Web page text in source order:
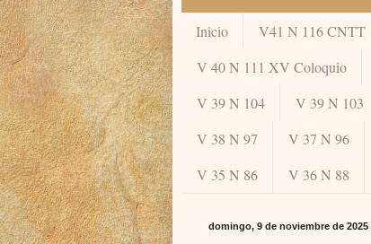
Inicio V41 N 116 CNTT
V 40 N 111 XV Coloquio
V 39 N 104
V 39 N 103
V 38 N 97
V 37 N 96
V 35 N 86
V 36 N 88
domingo, 9 de noviembre de 2025